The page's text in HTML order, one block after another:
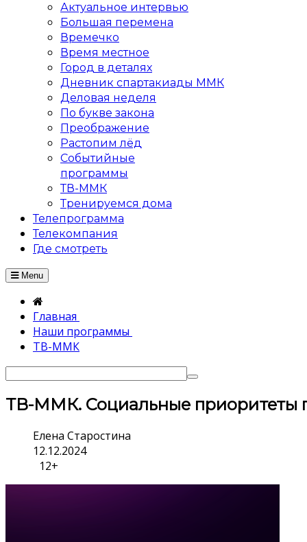
Актуальное интервью
Большая перемена
Времечко
Время местное
Город в деталях
Дневник спартакиады ММК
Деловая неделя
По букве закона
Преображение
Растопим лёд
Событийные
программы
ТВ-ММК
Тренируемся дома
Телепрограмма
Телекомпания
Где смотреть
Menu
Главная
Наши программы
ТВ-ММК
ТВ-ММК. Социальные приоритеты
Елена Старостина
12.12.2024
12+